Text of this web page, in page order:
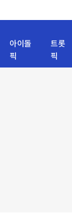
아이돌
픽
트롯
픽